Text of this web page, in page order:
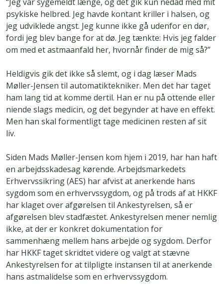
psykiske helbred. Jeg havde kontant kriller i halsen, og
jeg udviklede angst. Jeg kunne ikke gå udenfor en dør,
fordi jeg blev bange for at dø. Jeg tænkte: Hvis jeg falder
om med et astmaanfald her, hvornår finder de mig så?”
Heldigvis gik det ikke så slemt, og i dag læser Mads
Møller-Jensen til automatiktekniker. Men det har taget
ham lang tid at komme dertil. Han er nu på ottende eller
niende slags medicin, og det begynder at have en effekt.
Men han skal formentligt tage medicinen resten af sit
liv.
Siden Mads Møller-Jensen kom hjem i 2019, har han haft
en arbejdsskadesag kørende. Arbejdsmarkedets
Erhvervssikring (AES) har afvist at anerkende hans
sygdom som en erhvervssygdom, og på trods af at HKKF
har klaget over afgørelsen til Ankestyrelsen, så er
afgørelsen blev stadfæstet. Ankestyrelsen mener nemlig
ikke, at der er konkret dokumentation for
sammenhæng mellem hans arbejde og sygdom. Derfor
har HKKF taget skridtet videre og valgt at stævne
Ankestyrelsen for at tilpligte instansen til at anerkende
hans astmalidelse som en erhvervssygdom.